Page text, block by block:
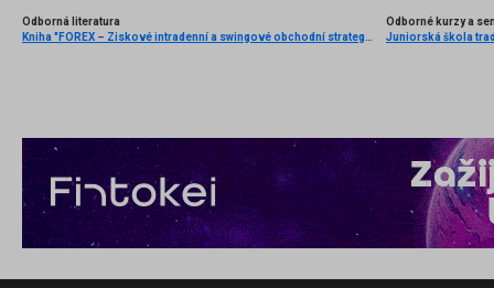
Odborná literatura
Kniha "FOREX – Ziskové intradenní a swingové obchodní strategie" od Kathy Lien vychází v češtině!
Odborné kurzy a
Juniorská škola